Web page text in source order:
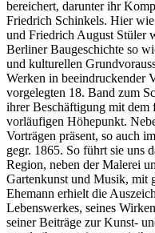
bereichert, darunter ihr
Friedrich Schinkels. Hier
und Friedrich August Stüler
Berliner Baugeschichte so
und kulturellen
Werken in beeindruckender
vorgelegten 18. Band zum
ihrer Beschäftigung mit dem
vorläufigen Höhepunkt.
Vorträgen präsent, so auch
gegr. 1865. So führt sie uns
Region, neben der Malerei
Gartenkunst und Musik, mit
Ehemann erhielt die
Lebenswerkes, seines
seiner Beiträge zur Kunst-